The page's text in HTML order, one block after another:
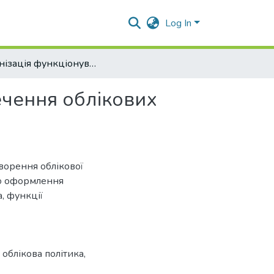
Log In
Організація функціонування та кадрового забезпечення облікових підрозділів підприємства
облікових
облікової
оформлення
функції
облікова політика,